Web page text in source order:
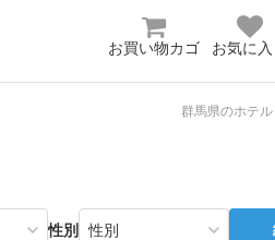
お買い物カゴ お気に入
群馬県のホテ
性別